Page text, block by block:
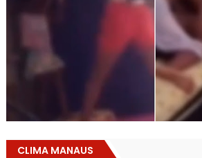
CLIMA MANAUS